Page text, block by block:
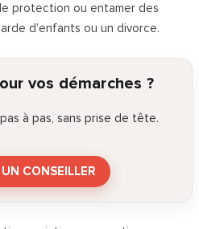
protection ou entamer des
d’enfants ou un divorce.
vos démarches ?
à pas, sans prise de tête.
CONSEILLER